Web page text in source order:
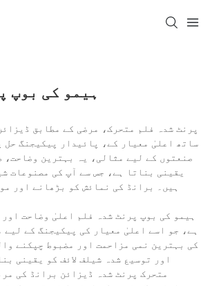
ہیمو کی بوپ
ساتھ اعلیٰ معیار کے، پائیدار پیکیجنگ حل
صنعتوں کے لیے مثالی، یہ بہترین وضاحت،
یقینی بناتا ہے، جس سے آپ کی مصنوعات
ہیں۔ برانڈ کی نمائش کو بڑھانے اور
ہیمو کی بوپ پرنٹ شدہ فلم اعلیٰ وضاحت
ہے، جو اسے اعلیٰ معیار کی پیکیجنگ کے
کی بہترین نمی مزاحمت اور مضبوط چپکنے
اور توسیع شدہ شیلف لائف کو یقینی
متحرک پرنٹ شدہ ڈیزائن برانڈ کی